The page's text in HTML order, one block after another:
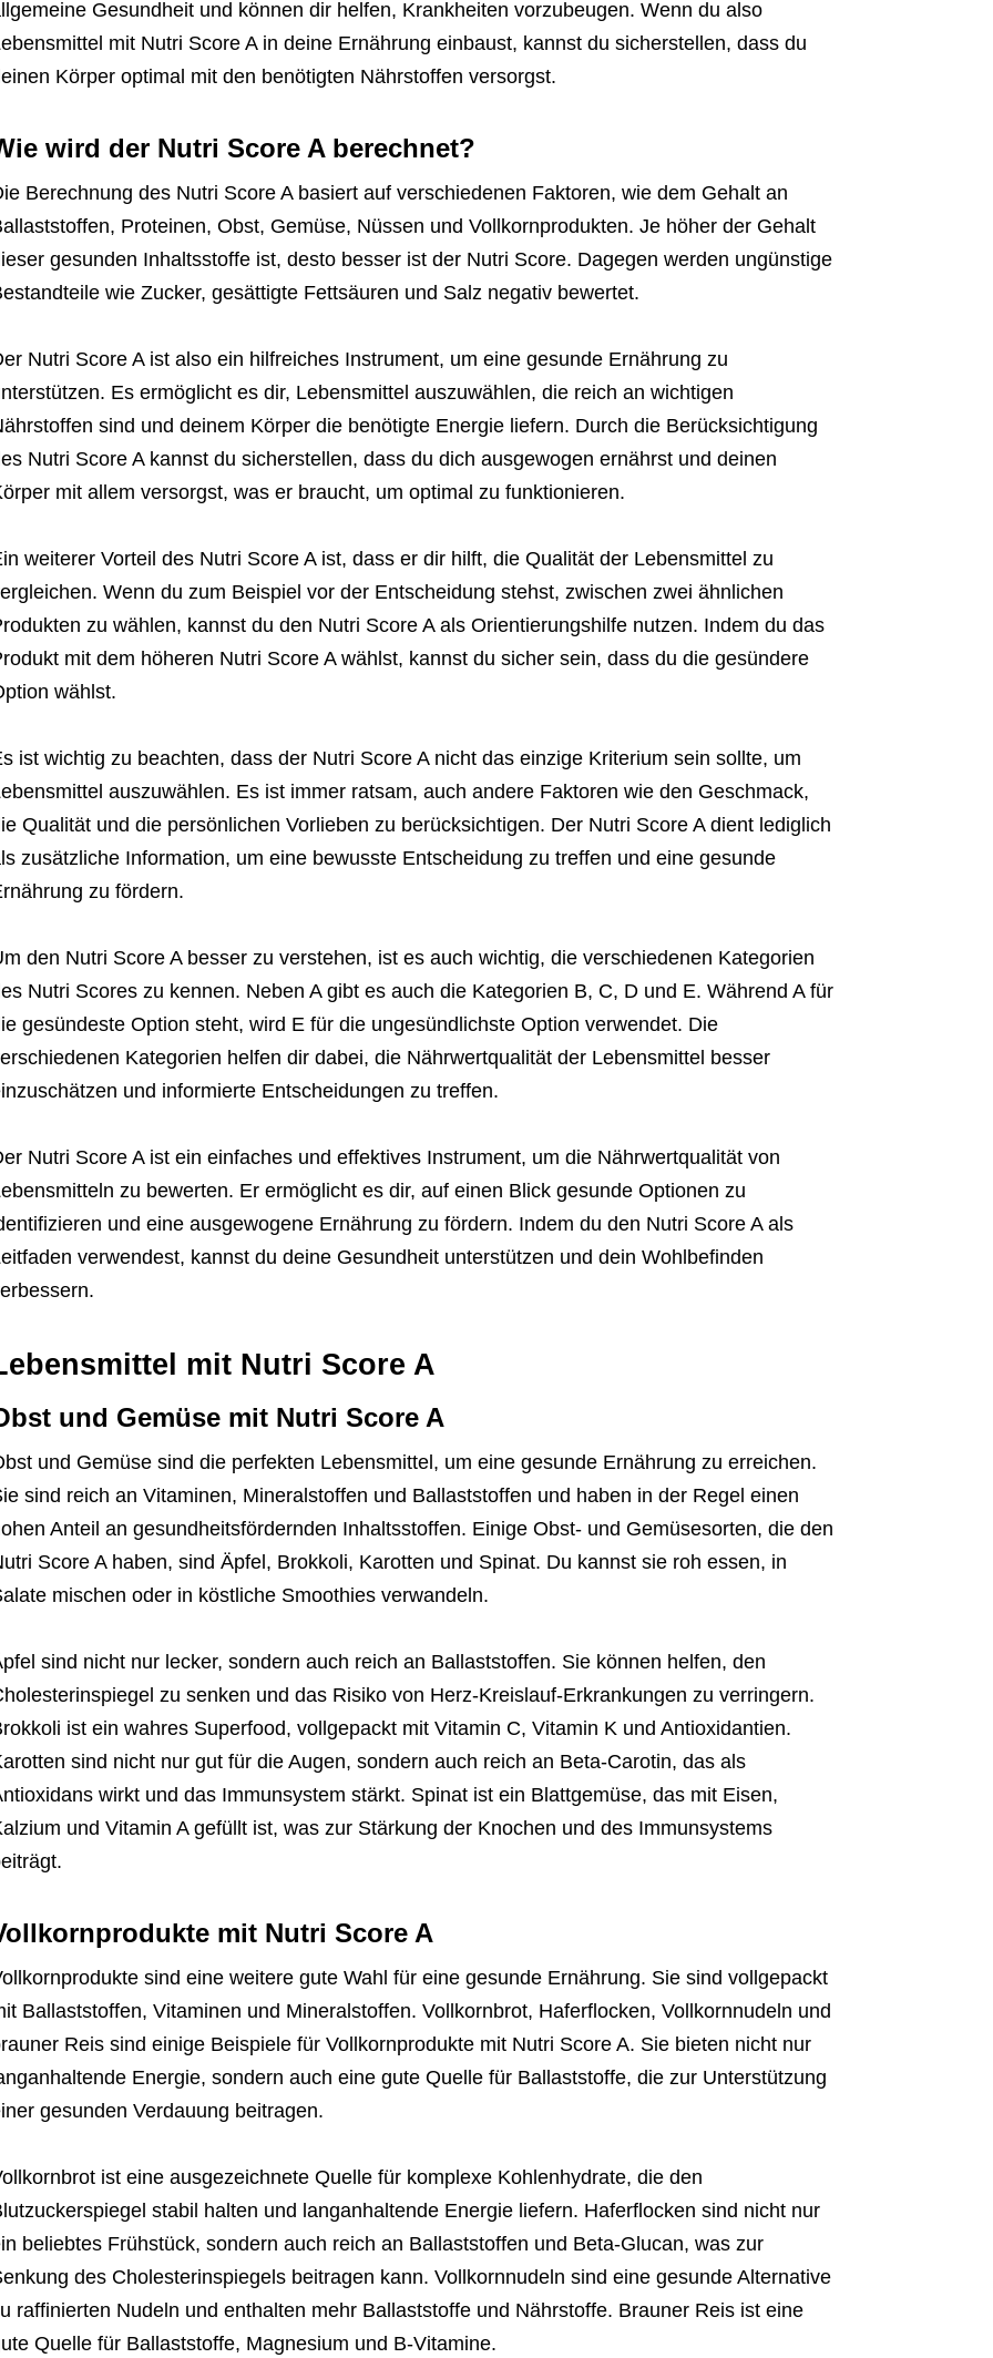
Gesundheit und können dir helfen, Krankheiten vorzubeugen. Wenn du also
mit Nutri Score A in deine Ernährung einbaust, kannst du sicherstellen, dass du
Körper optimal mit den benötigten Nährstoffen versorgst.
wird der Nutri Score A berechnet?
Berechnung des Nutri Score A basiert auf verschiedenen Faktoren, wie dem Gehalt an
Proteinen, Obst, Gemüse, Nüssen und Vollkornprodukten. Je höher der Gehalt
gesunden Inhaltsstoffe ist, desto besser ist der Nutri Score. Dagegen werden ungünstige
wie Zucker, gesättigte Fettsäuren und Salz negativ bewertet.
Nutri Score A ist also ein hilfreiches Instrument, um eine gesunde Ernährung zu
Es ermöglicht es dir, Lebensmittel auszuwählen, die reich an wichtigen
sind und deinem Körper die benötigte Energie liefern. Durch die Berücksichtigung
Nutri Score A kannst du sicherstellen, dass du dich ausgewogen ernährst und deinen
mit allem versorgst, was er braucht, um optimal zu funktionieren.
weiterer Vorteil des Nutri Score A ist, dass er dir hilft, die Qualität der Lebensmittel zu
Wenn du zum Beispiel vor der Entscheidung stehst, zwischen zwei ähnlichen
zu wählen, kannst du den Nutri Score A als Orientierungshilfe nutzen. Indem du das
mit dem höheren Nutri Score A wählst, kannst du sicher sein, dass du die gesündere
wählst.
ist wichtig zu beachten, dass der Nutri Score A nicht das einzige Kriterium sein sollte, um
auszuwählen. Es ist immer ratsam, auch andere Faktoren wie den Geschmack,
Qualität und die persönlichen Vorlieben zu berücksichtigen. Der Nutri Score A dient lediglich
zusätzliche Information, um eine bewusste Entscheidung zu treffen und eine gesunde
zu fördern.
den Nutri Score A besser zu verstehen, ist es auch wichtig, die verschiedenen Kategorien
Nutri Scores zu kennen. Neben A gibt es auch die Kategorien B, C, D und E. Während A für
gesündeste Option steht, wird E für die ungesündlichste Option verwendet. Die
Kategorien helfen dir dabei, die Nährwertqualität der Lebensmittel besser
und informierte Entscheidungen zu treffen.
Nutri Score A ist ein einfaches und effektives Instrument, um die Nährwertqualität von
zu bewerten. Er ermöglicht es dir, auf einen Blick gesunde Optionen zu
und eine ausgewogene Ernährung zu fördern. Indem du den Nutri Score A als
verwendest, kannst du deine Gesundheit unterstützen und dein Wohlbefinden
mit Nutri Score A
und Gemüse mit Nutri Score A
und Gemüse sind die perfekten Lebensmittel, um eine gesunde Ernährung zu erreichen.
sind reich an Vitaminen, Mineralstoffen und Ballaststoffen und haben in der Regel einen
Anteil an gesundheitsfördernden Inhaltsstoffen. Einige Obst- und Gemüsesorten, die den
Score A haben, sind Äpfel, Brokkoli, Karotten und Spinat. Du kannst sie roh essen, in
mischen oder in köstliche Smoothies verwandeln.
sind nicht nur lecker, sondern auch reich an Ballaststoffen. Sie können helfen, den
zu senken und das Risiko von Herz-Kreislauf-Erkrankungen zu verringern.
ist ein wahres Superfood, vollgepackt mit Vitamin C, Vitamin K und Antioxidantien.
sind nicht nur gut für die Augen, sondern auch reich an Beta-Carotin, das als
wirkt und das Immunsystem stärkt. Spinat ist ein Blattgemüse, das mit Eisen,
und Vitamin A gefüllt ist, was zur Stärkung der Knochen und des Immunsystems
mit Nutri Score A
sind eine weitere gute Wahl für eine gesunde Ernährung. Sie sind vollgepackt
Ballaststoffen, Vitaminen und Mineralstoffen. Vollkornbrot, Haferflocken, Vollkornnudeln und
Reis sind einige Beispiele für Vollkornprodukte mit Nutri Score A. Sie bieten nicht nur
Energie, sondern auch eine gute Quelle für Ballaststoffe, die zur Unterstützung
gesunden Verdauung beitragen.
ist eine ausgezeichnete Quelle für komplexe Kohlenhydrate, die den
stabil halten und langanhaltende Energie liefern. Haferflocken sind nicht nur
beliebtes Frühstück, sondern auch reich an Ballaststoffen und Beta-Glucan, was zur
des Cholesterinspiegels beitragen kann. Vollkornnudeln sind eine gesunde Alternative
raffinierten Nudeln und enthalten mehr Ballaststoffe und Nährstoffe. Brauner Reis ist eine
Quelle für Ballaststoffe, Magnesium und B-Vitamine.